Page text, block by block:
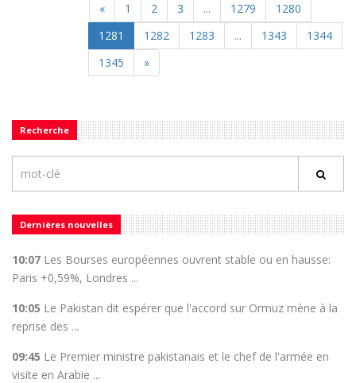
« 1 2 3 ... 1279
1280
1281
1282 1283 ... 1343
1344
1345
»
Recherche
Dernières nouvelles
10:07 Les Bourses européennes ouvrent stable ou en hausse:
Paris +0,59%, Londres ...
10:05 Le Pakistan dit espérer que l'accord sur Ormuz mène à la
reprise des ...
09:45 Le Premier ministre pakistanais et le chef de l'armée en
visite en Arabie ...